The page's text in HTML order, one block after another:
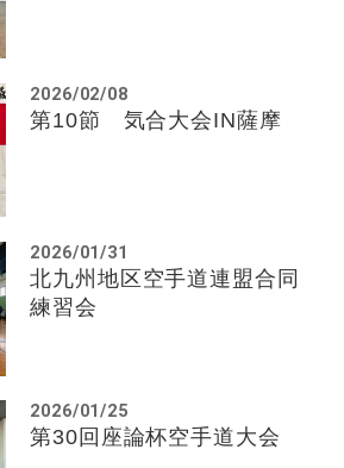
2026/02/08
第10節 気合大会IN薩摩
2026/01/31
北九州地区空手道連盟合同
練習会
2026/01/25
第30回座論杯空手道大会